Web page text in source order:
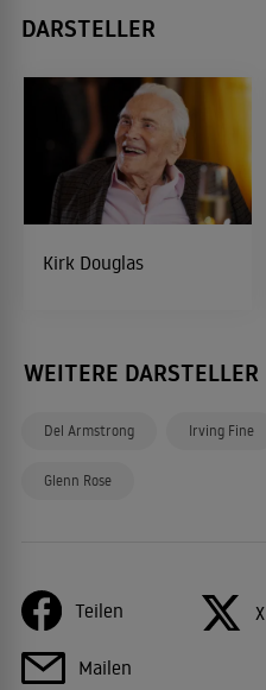
DARSTELLER
Kirk Douglas
WEITERE DARSTELLER
Del Armstrong Irving Fine
Glenn Rose
Teilen X
Mailen